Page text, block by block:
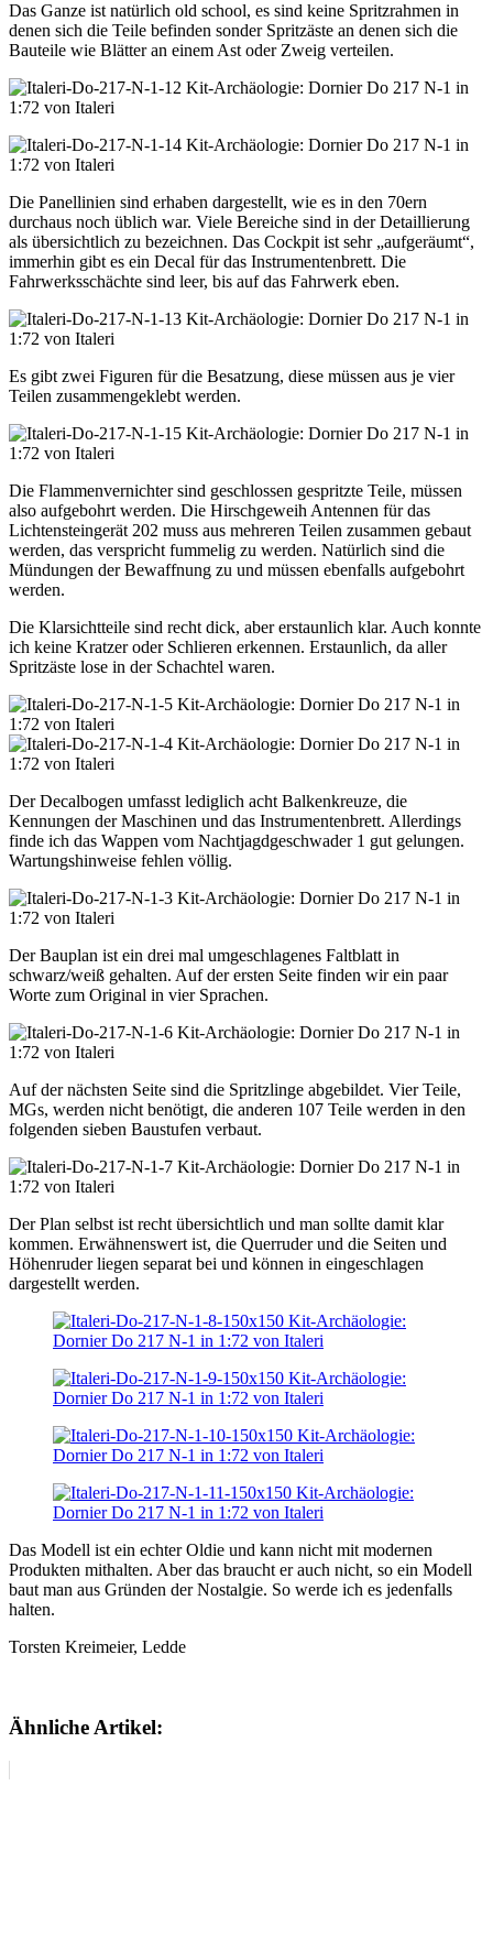
Das Ganze ist natürlich old school, es sind keine Spritzrahmen in
denen sich die Teile befinden sonder Spritzäste an denen sich die
Bauteile wie Blätter an einem Ast oder Zweig verteilen.
Die Panellinien sind erhaben dargestellt, wie es in den 70ern
durchaus noch üblich war. Viele Bereiche sind in der Detaillierung
als übersichtlich zu bezeichnen. Das Cockpit ist sehr „aufgeräumt“,
immerhin gibt es ein Decal für das Instrumentenbrett. Die
Fahrwerksschächte sind leer, bis auf das Fahrwerk eben.
Es gibt zwei Figuren für die Besatzung, diese müssen aus je vier
Teilen zusammengeklebt werden.
Die Flammenvernichter sind geschlossen gespritzte Teile, müssen
also aufgebohrt werden. Die Hirschgeweih Antennen für das
Lichtensteingerät 202 muss aus mehreren Teilen zusammen gebaut
werden, das verspricht fummelig zu werden. Natürlich sind die
Mündungen der Bewaffnung zu und müssen ebenfalls aufgebohrt
werden.
Die Klarsichtteile sind recht dick, aber erstaunlich klar. Auch konnte
ich keine Kratzer oder Schlieren erkennen. Erstaunlich, da aller
Spritzäste lose in der Schachtel waren.
Der Decalbogen umfasst lediglich acht Balkenkreuze, die
Kennungen der Maschinen und das Instrumentenbrett. Allerdings
finde ich das Wappen vom Nachtjagdgeschwader 1 gut gelungen.
Wartungshinweise fehlen völlig.
Der Bauplan ist ein drei mal umgeschlagenes Faltblatt in
schwarz/weiß gehalten. Auf der ersten Seite finden wir ein paar
Worte zum Original in vier Sprachen.
Auf der nächsten Seite sind die Spritzlinge abgebildet. Vier Teile,
MGs, werden nicht benötigt, die anderen 107 Teile werden in den
folgenden sieben Baustufen verbaut.
Der Plan selbst ist recht übersichtlich und man sollte damit klar
kommen. Erwähnenswert ist, die Querruder und die Seiten und
Höhenruder liegen separat bei und können in eingeschlagen
dargestellt werden.
Das Modell ist ein echter Oldie und kann nicht mit modernen
Produkten mithalten. Aber das braucht er auch nicht, so ein Modell
baut man aus Gründen der Nostalgie. So werde ich es jedenfalls
halten.
Torsten Kreimeier, Ledde
Ähnliche Artikel: